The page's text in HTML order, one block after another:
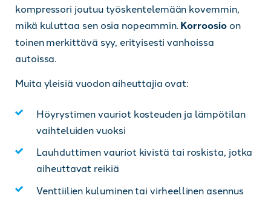
kompressori joutuu työskentelemään kovemmin,
mikä kuluttaa sen osia nopeammin. Korroosioon
toinen merkittävä syy, erityisesti vanhoissa
autoissa.
Muita yleisiä vuodon aiheuttajia ovat:
Höyrystimen vauriot kosteuden ja lämpötilan
vaihteluiden vuoksi
Lauhduttimen vauriot kivistä tai roskista, jotka
aiheuttavat reikiä
Venttiilien kuluminen tai virheellinen asennus